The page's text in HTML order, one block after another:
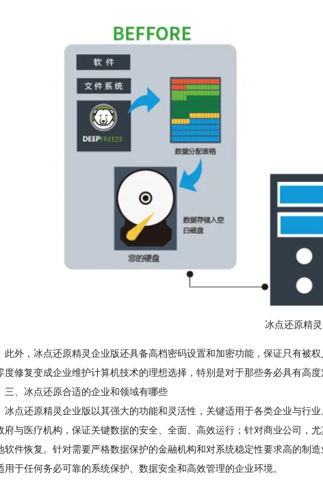
冰点还原精
，冰点还原精灵企业版还具备高档密码设置和加密功能，保证只有被
度修复变成企业维护计算机技术的理想选择，特别是对于那些务必具有高
冰点还原合适的企业和领域有哪些
还原精灵企业版以其强大的功能和灵活性，关键适用于各类企业与行
府与医疗机构，保证关键数据的安全、全面、高效运行；针对商业公司，
软件恢复。针对需要严格数据保护的金融机构和对系统稳定性要求高的制
用于任何务必可靠的系统保护、数据安全和高效管理的企业环境。